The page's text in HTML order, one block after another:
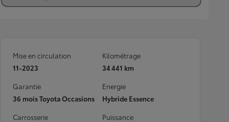
Mise en circulation
11-2023
Kilométrage
34 441 km
Garantie
36 mois Toyota Occasions
Energie
Hybride Essence
Carrosserie
Puissance